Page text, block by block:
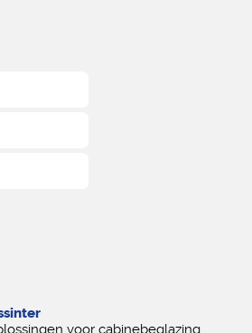
voor cabinebeglazing